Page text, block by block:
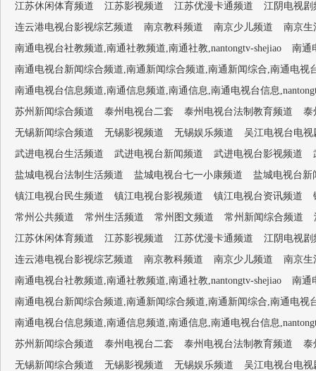
江苏休闲体育频道
江苏影视频道 江苏优漫卡通频道
江阴电视剧
连云港电视台影视综艺频道
南京教科频道 南京少儿频道
南京生
南通电视台社教频道,南通社教频道,南通社教,nantongtv-shejiao
南通
南通电视台新闻综合频道,南通新闻综合频道,南通新闻综合,南通电视
南通电视台信息频道,南通信息频道,南通信息,南通电视台信息
苏州新闻综合频道
泰州电视台二套 泰州电视台法制教育频道
泰
无锡新闻综合频道
无锡影视频道 无锡娱乐频道
吴江电视台电视
武进电视台生活频道
武进电视台新闻频道 武进电视台影视频道
盐城电视台法制生活频道
盐城电视台七一小康频道
盐城电视台新
镇江电视台民生频道
镇江电视台影视频道 镇江电视台资讯频道
常州公共频道
常州生活频道 常州图文频道 常州新闻综合频道
江苏休闲体育频道
江苏影视频道 江苏优漫卡通频道
江阴电视剧
连云港电视台影视综艺频道
南京教科频道 南京少儿频道
南京生
南通电视台社教频道,南通社教频道,南通社教,nantongtv-shejiao
南通
南通电视台新闻综合频道,南通新闻综合频道,南通新闻综合,南通电视
南通电视台信息频道,南通信息频道,南通信息,南通电视台信息
苏州新闻综合频道
泰州电视台二套 泰州电视台法制教育频道
泰
无锡新闻综合频道
无锡影视频道 无锡娱乐频道 吴江电视台电视